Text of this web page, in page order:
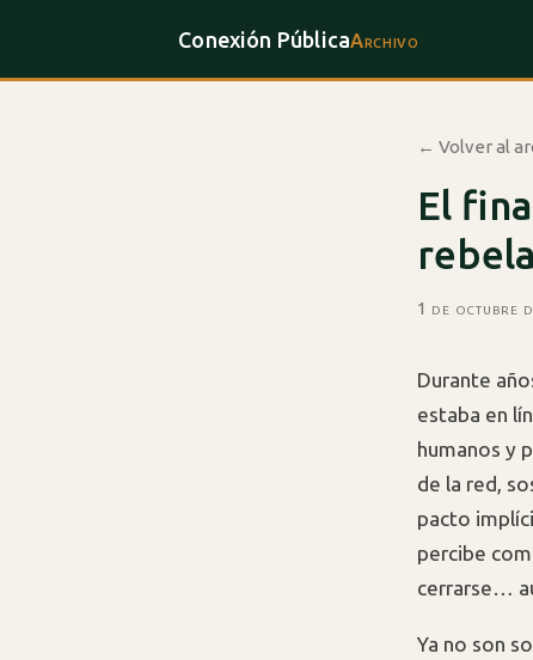
Conexión PúblicaArchivo
← Volver al
El
1 de octubre
Durante
estaba en
humanos y
de la red,
pacto
percibe
cerrarse…
Ya no son